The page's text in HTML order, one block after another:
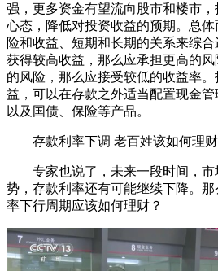
强，更多资金有望流向股市和楼市
心态，降低对投资收益的预期。总
险和收益、短期和长期的关系来综
获得较高收益，那么应承担更高的
的风险，那么应接受较低的收益率
益，可以在存款之外适当配置现金
以及国债、保险等产品。
存款利率下调 老百姓该如何理
专家也说了，未来一段时间，
势，存款利率还有可能继续下降。
率下行周期应该如何理财？